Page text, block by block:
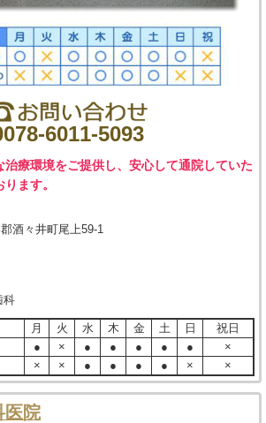
6011-5093
治療環境をご提供し、安心して通院していた
ます。
酒々井町尾上59-1
科
月 火 水 木 金 土 日
祝日
● × ● ● ● ● ●
×
× × ● ● ● ● × ×
医院